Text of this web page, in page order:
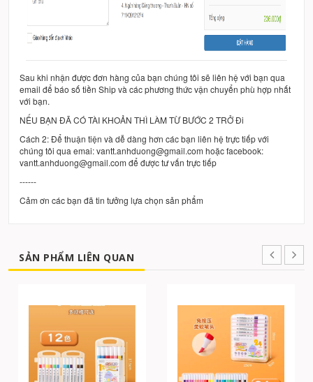
Sau khi nhận được đơn hàng của bạn chúng tôi sẽ liên hệ với bạn qua
email để báo số tiền Ship và các phương thức vận chuyển phù hợp nhất
với bạn.
NẾU BẠN ĐÃ CÓ TÀI KHOẢN THÌ LÀM TỪ BƯỚC 2 TRỞ Đi
Cách 2: Để thuận tiện và dễ dàng hơn các bạn liên hệ trực tiếp với
chúng tôi qua emai: vantt.anhduong@gmail.com hoặc facebook:
vantt.anhduong@gmail.com để được tư vấn trực tiếp
------
Cảm ơn các bạn đã tin tưởng lựa chọn sản phẩm
SẢN PHẨM LIÊN QUAN